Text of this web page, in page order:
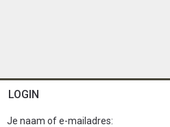
LOGIN
Je naam of e-mailadres